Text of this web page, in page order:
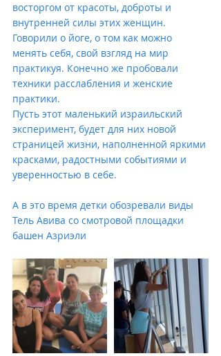
восторгом от красоты, доброты и
внутренней силы этих женщин.
Говорили о йоге, о том как можно
менять себя, свой взгляд на мир
практикуя. Конечно же пробовали
техники расслабления и женские
практики.
Пусть этот маленький израильский
эксперимент, будет для них новой
страницей жизни, наполненной яркими
красками, радостными событиями и
уверенностью в себе.
А в это время детки обозревали виды
Тель Авива со смотровой площадки
башен Азриэли